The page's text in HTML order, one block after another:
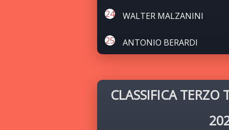
WALTER MALZANINI
ANTONIO BERARDI
CLASSIFICA